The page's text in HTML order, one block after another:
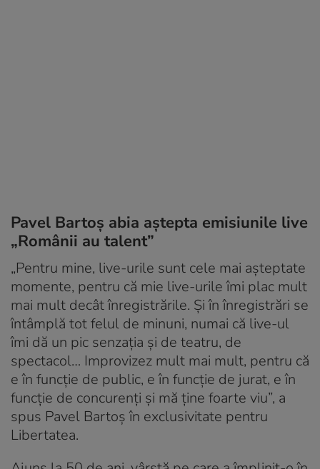
Pavel Bartoș abia aștepta emisiunile live
„Românii au talent”
„Pentru mine, live-urile sunt cele mai așteptate
momente, pentru că mie live-urile îmi plac mult
mai mult decât înregistrările. Și în înregistrări se
întâmplă tot felul de minuni, numai că live-ul
îmi dă un pic senzația și de teatru, de
spectacol… Improvizez mult mai mult, pentru că
e în funcție de public, e în funcție de jurat, e în
funcție de concurenți și mă ține foarte viu”, a
spus Pavel Bartoș în exclusivitate pentru
Libertatea.